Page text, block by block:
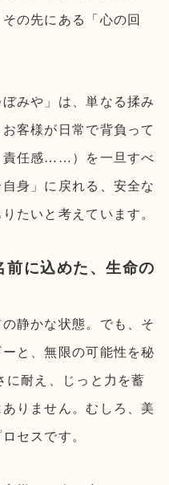
の先にある「心の回
みや」は、単なる揉み
客様が日常で背負って
責任感……）を一旦すべ
身」に戻れる、安全な
たいと考えています。
に込めた、生命の
静かな状態。でも、そ
と、無限の可能性を秘
に耐え、じっと力を蓄
りません。むしろ、美
セスです。